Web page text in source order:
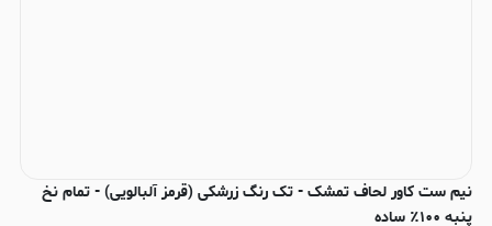
نیم ست کاور لحاف تمشک - تک رنگ زرشکی (قرمز آلبالویی) - تمام نخ
پنبه ۱۰۰٪ ساده